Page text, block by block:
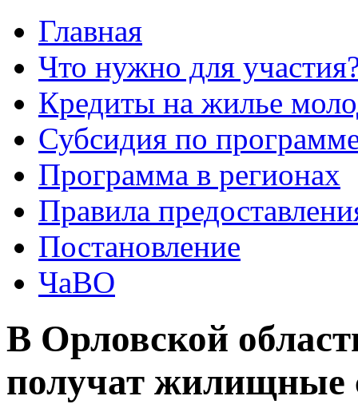
Главная
Что нужно для
Кредиты на жилье
Субсидия по
Программа в регионах
Правила
Постановление
ЧаВО
В Орловской
получат жилищные